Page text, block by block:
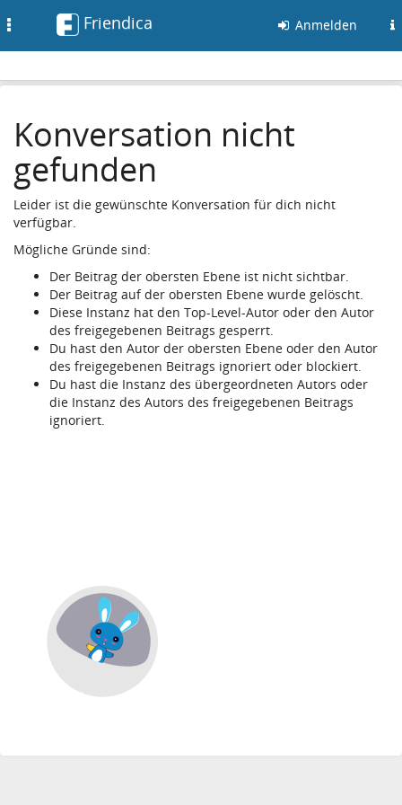
Friendica Anmelden
Konversation nicht
gefunden
Leider ist die gewünschte Konversation für dich nicht
verfügbar.
Mögliche Gründe sind:
Der Beitrag der obersten Ebene ist nicht sichtbar.
Der Beitrag auf der obersten Ebene wurde gelöscht.
Diese Instanz hat den Top-Level-Autor oder den Autor
des freigegebenen Beitrags gesperrt.
Du hast den Autor der obersten Ebene oder den Autor
des freigegebenen Beitrags ignoriert oder blockiert.
Du hast die Instanz des übergeordneten Autors oder
die Instanz des Autors des freigegebenen Beitrags
ignoriert.